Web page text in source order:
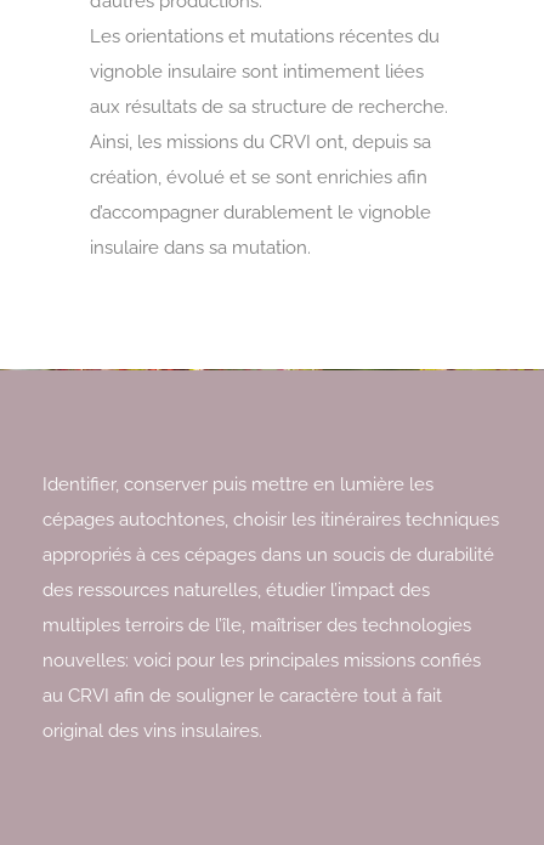
Les orientations et mutations récentes du
vignoble insulaire sont intimement liées
aux résultats de sa structure de recherche.
Ainsi, les missions du CRVI ont, depuis sa
création, évolué et se sont enrichies afin
d’accompagner durablement le vignoble
insulaire dans sa mutation.
Identifier, conserver puis mettre en lumière les
cépages autochtones, choisir les itinéraires techniques
appropriés à ces cépages dans un soucis de durabilité
des ressources naturelles, étudier l’impact des
multiples terroirs de l’île, maîtriser des technologies
nouvelles: voici pour les principales missions confiés
au CRVI afin de souligner le caractère tout à fait
original des vins insulaires.